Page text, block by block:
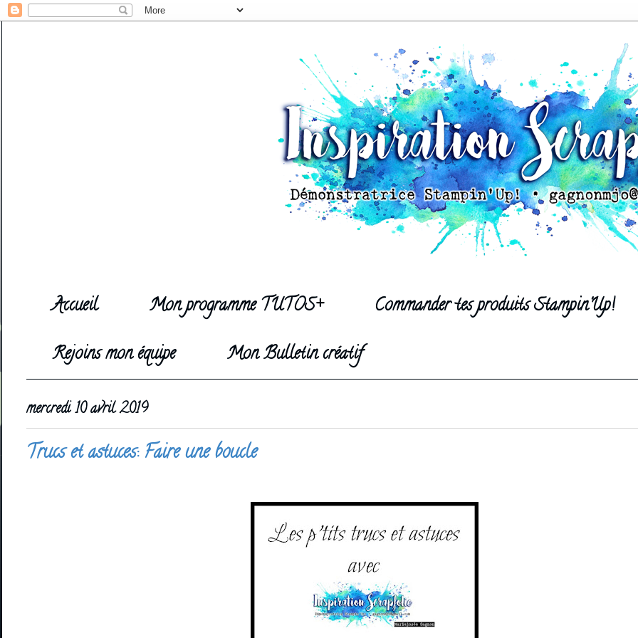
Accueil Mon programme TUTOS+
Commander tes produits Stampin'Up!
Rejoins mon équipe
Mon Bulletin créatif
mercredi 10 avril 2019
Trucs et astuces: Faire une boucle